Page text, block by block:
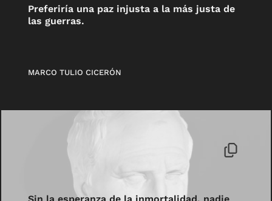
Preferiría una paz injusta a la más justa de
las guerras.
MARCO TULIO CICERÓN
Sin la esperanza de la inmortalidad, nadie